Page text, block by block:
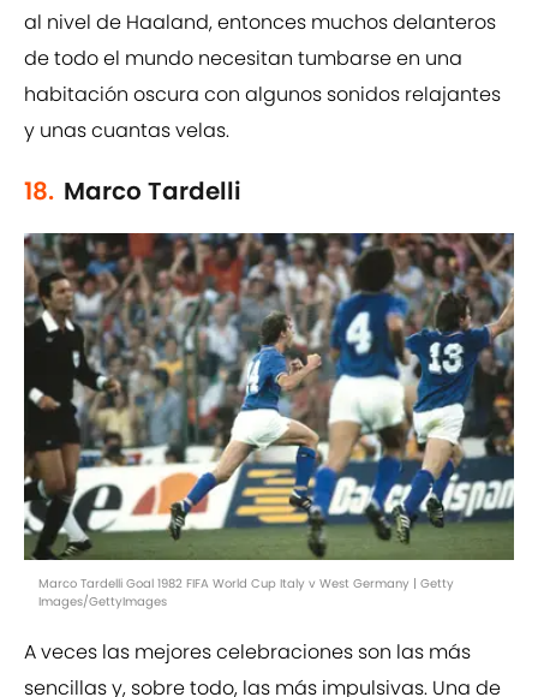
al nivel de Haaland, entonces muchos delanteros
de todo el mundo necesitan tumbarse en una
habitación oscura con algunos sonidos relajantes
y unas cuantas velas.
18. Marco Tardelli
Marco Tardelli Goal 1982 FIFA World Cup Italy v West Germany | Getty
Images/GettyImages
A veces las mejores celebraciones son las más
sencillas y, sobre todo, las más impulsivas. Una de